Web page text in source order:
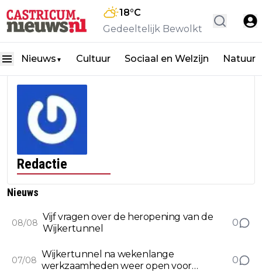
18°C
Gedeeltelijk Bewolkt
Nieuws ▼ Cultuur Sociaal en Welzijn Natuur
Redactie
Nieuws
08/08
Vijf vragen over de heropening van de
Wijkertunnel
0
07/08
Wijkertunnel na wekenlange
werkzaamheden weer open voor
0